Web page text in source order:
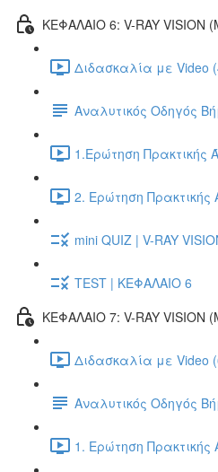
ΚΕΦΑΛΑΙΟ 6: V-RAY VISION
Διδασκαλία με Video
Αναλυτικός Οδηγός
1.Ερώτηση
2. Ερώτηση
mini QUIZ | V-RAY
TEST | ΚΕΦΑΛΑΙΟ 6
ΚΕΦΑΛΑΙΟ 7: V-RAY VISION
Διδασκαλία με Video
Αναλυτικός Οδηγός
1. Ερώτηση